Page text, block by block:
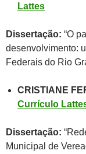
Lattes
Dissertação: “O
desenvolvimento:
Federais do Rio
CRISTIANE
Currículo
Dissertação:
Municipal de